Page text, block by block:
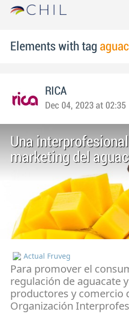
Elements with tag
RICA
Dec 04, 2023 at 02:35
Una
marketing del
Actual Fruveg
Para promover el
regulación de aguacate
productores y comercio
Organización